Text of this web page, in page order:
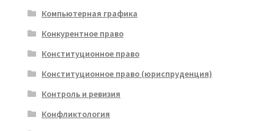
Компьютерная графика
Конкурентное право
Конституционное право
Конституционное право (юриспруденция)
Контроль и ревизия
Конфликтология